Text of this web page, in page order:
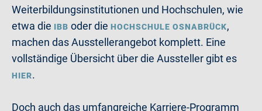
Weiterbildungsinstitutionen und Hochschulen, wie
etwa die IBB oder die HOCHSCHULE OSNABRÜCK,
machen das Ausstellerangebot komplett. Eine
vollständige Übersicht über die Aussteller gibt es
HIER.
Doch auch das umfangreiche Karriere-Programm